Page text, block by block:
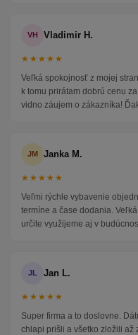
VH Vladimir H.
★★★★★
Veľká spokojnosť z mojej
k tomu prirátam dobrú cenu
vidno záujem o zákazníka!
JM Janka M.
★★★★★
Veľmi rýchle vybavenie
termíne a čase dodania.
určite využijeme aj v
JL Jan L.
★★★★★
Super firma a to doslovne.
chlapi prišli a všetko zložili až